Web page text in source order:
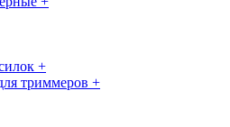
+
триммеров +